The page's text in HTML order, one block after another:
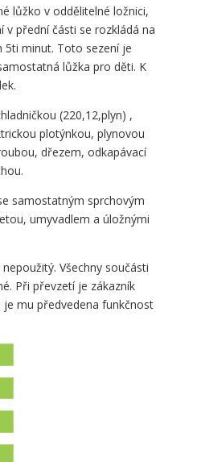
lůžko v oddělitelné ložnici,
v přední části se rozkládá na
minut. Toto sezení je
lůžka pro děti. K
(220,12,plyn) ,
plotýnkou, plynovou
dřezem, odkapávací
samostatným sprchovým
umyvadlem a úložnými
Všechny součásti
Při převzetí je zákazník
je mu předvedena funkčnost